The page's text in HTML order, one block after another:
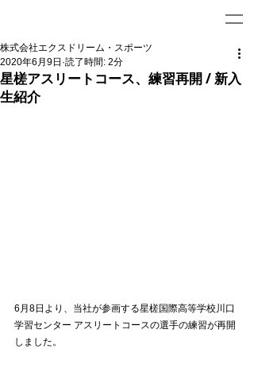
星槎アスリートコース、練習再開 / 新入
生紹介
株式会社エクスドリーム・スポーツ
2020年6月9日 読了時間: 2分
6月8日より、当社が参画する星槎国際高等学校川口
学習センター アスリートコースの選手の練習が再開
しました。